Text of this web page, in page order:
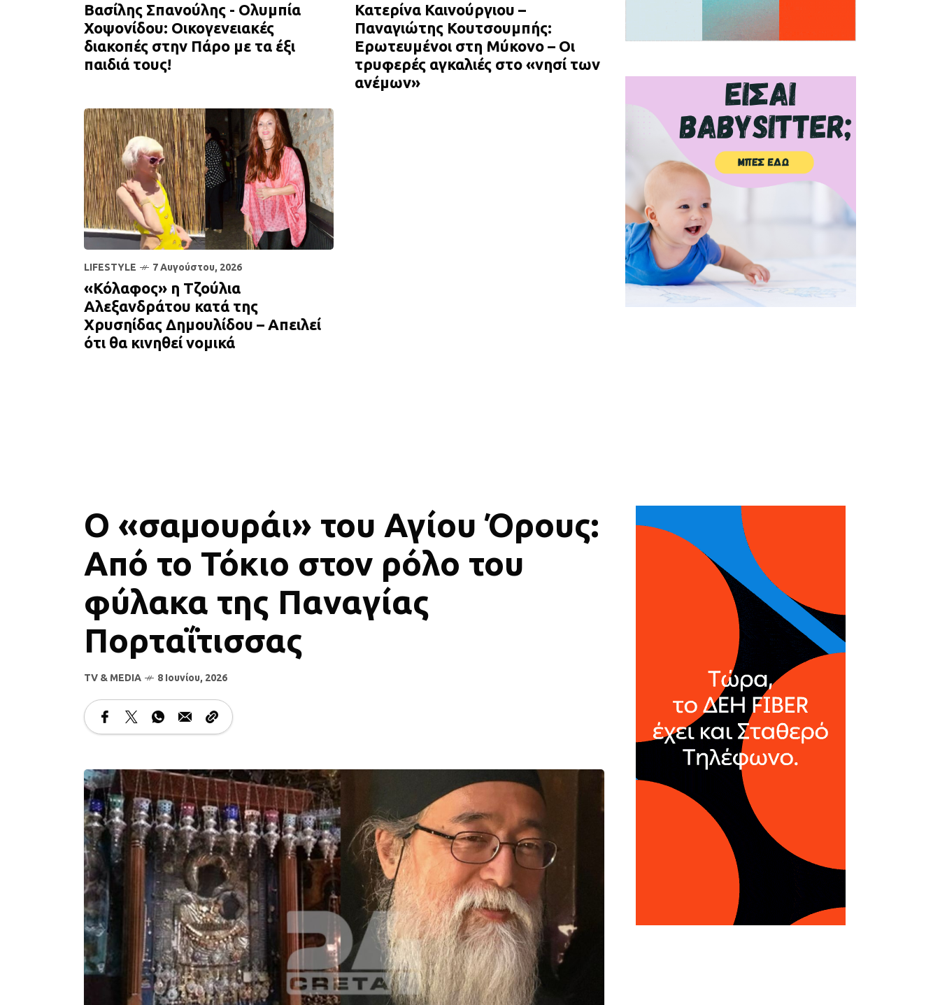
Βασίλης Σπανούλης - Ολυμπία
Χοψονίδου: Οικογενειακές
διακοπές στην Πάρο με τα έξι
παιδιά τους!
Κατερίνα Καινούργιου –
Παναγιώτης Κουτσουμπής:
Ερωτευμένοι στη Μύκονο – Οι
τρυφερές αγκαλιές στο «νησί των
ανέμων»
LIFESTYLE 7 Αυγούστου, 2026
«Κόλαφος» η Τζούλια
Αλεξανδράτου κατά της
Χρυσηίδας Δημουλίδου – Απειλεί
ότι θα κινηθεί νομικά
Ο «σαμουράι» του Αγίου Όρους:
Από το Τόκιο στον ρόλο του
φύλακα της Παναγίας
Πορταΐτισσας
TV & MEDIA 8 Ιουνίου, 2026